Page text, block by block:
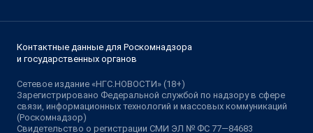
Контактные данные для Роскомнадзора
и государственных органов
Сетевое издание «НГС.НОВОСТИ» (18+)
Зарегистрировано Федеральной службой по надзору в сфере
связи, информационных технологий и массовых коммуникаций
(Роскомнадзор)
Свидетельство о регистрации СМИ ЭЛ № ФС 77—84683